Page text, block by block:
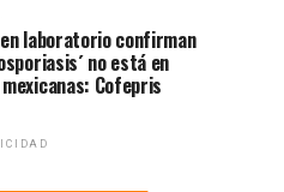
laboratorio confirman
no está en
Cofepris